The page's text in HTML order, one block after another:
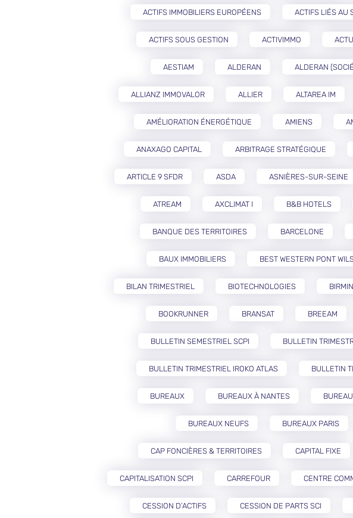
ACTIFS IMMOBILIERS EUROPÉENS ACTIFS LIÉS AU
ACTIFS SOUS GESTION ACTIVIMMO
AESTIAM ALDERAN ALDERAN
ALLIANZ IMMOVALOR ALLIER ALTAREA IM
AMÉLIORATION ÉNERGÉTIQUE AMIENS
ANAXAGO CAPITAL ARBITRAGE STRATÉGIQUE
ARTICLE 9 SFDR ASDA ASNIÈRES-SUR-SEINE
ATREAM AXCLIMAT I B&B HOTELS
BANQUE DES TERRITOIRES BARCELONE
BAUX IMMOBILIERS BEST WESTERN PONT
BILAN TRIMESTRIEL BIOTECHNOLOGIES
BOOKRUNNER BRANSAT BREEAM
BULLETIN SEMESTRIEL SCPI BULLETIN
BULLETIN TRIMESTRIEL IROKO ATLAS BULLETIN
BUREAUX BUREAUX À NANTES
BUREAUX NEUFS BUREAUX PARIS
CAP FONCIÈRES & TERRITOIRES CAPITAL FIXE
CAPITALISATION SCPI CARREFOUR CENTRE
CESSION D’ACTIFS CESSION DE PARTS SCI